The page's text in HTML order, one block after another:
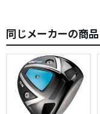
さは感じません。
軽量で飛ばしたい方
値ありかと。。。
ちなみに自分の父
UP、本人は慣れる
同じメーカーの商品